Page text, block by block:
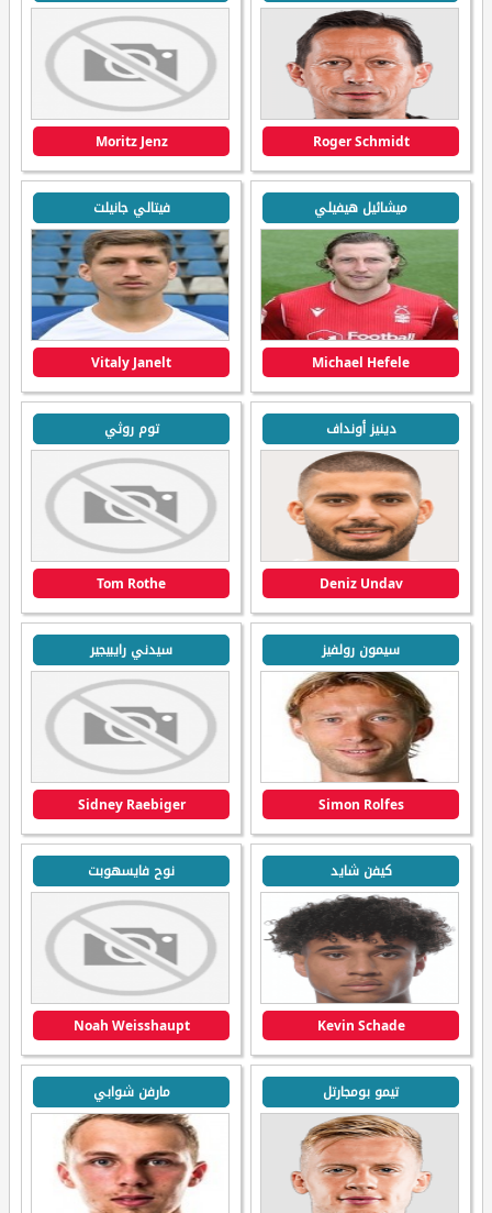
Roger Schmidt
Moritz Jenz
ميشائيل هيفيلي
Michael Hefele
فيتالي جانيلت
Vitaly Janelt
دينيز أونداف
Deniz Undav
توم روثي
Tom Rothe
سيمون رولفيز
Simon Rolfes
سيدني رايبيجير
Sidney Raebiger
كيفن شايد
Kevin Schade
نوح فايسهوبت
Noah Weisshaupt
تيمو بومجارتل مارفن شوابي